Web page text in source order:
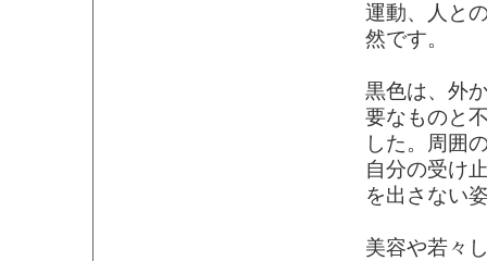
運動、人と
然です。
黒色は、外
要なものと
した。周囲
自分の受け
を出さない
美容や若々